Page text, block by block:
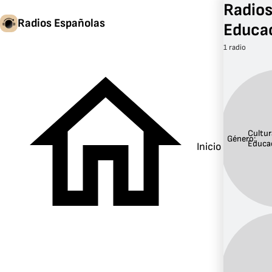
Radios Españolas
Inicio
1 radio
Género: